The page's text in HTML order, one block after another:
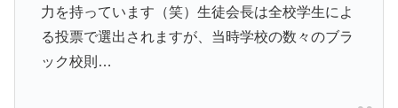
力を持っています（笑）生徒会長は全校学生によ
る投票で選出されますが、当時学校の数々のブラ
ック校則…